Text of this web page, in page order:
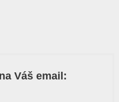
Váš email: